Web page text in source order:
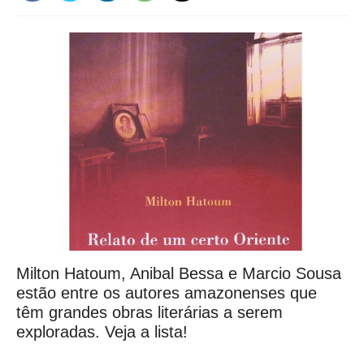
Amazônia
Milton Hatoum, Anibal Bessa e Marcio Sousa
estão entre os autores amazonenses que
têm grandes obras literárias a serem
exploradas. Veja a lista!